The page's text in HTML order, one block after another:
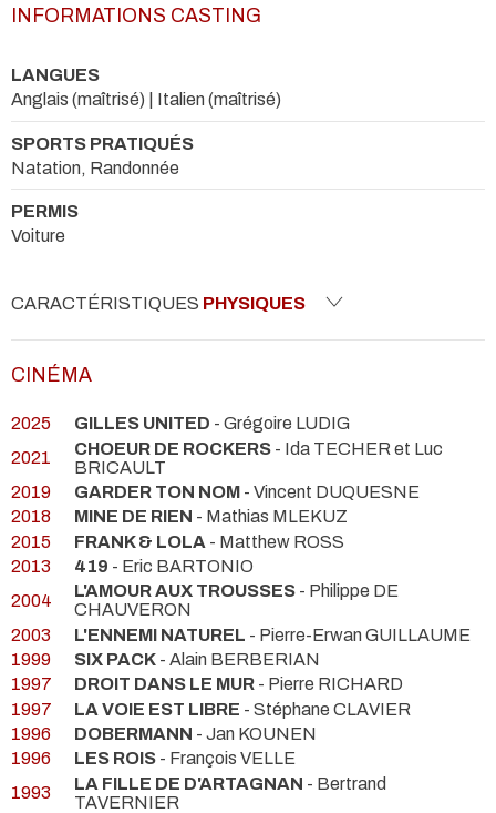
INFORMATIONS CASTING
LANGUES
Anglais (maîtrisé) | Italien (maîtrisé)
SPORTS PRATIQUÉS
Natation, Randonnée
PERMIS
Voiture
CARACTÉRISTIQUES PHYSIQUES
CINÉMA
2025 GILLES UNITED - Grégoire LUDIG
2021
CHOEUR DE ROCKERS - Ida TECHER et Luc
BRICAULT
2019
GARDER TON NOM - Vincent DUQUESNE
2018
MINE DE RIEN - Mathias MLEKUZ
2015
FRANK & LOLA - Matthew ROSS
2013
419 - Eric BARTONIO
2004
L'AMOUR AUX TROUSSES - Philippe DE
CHAUVERON
2003
L'ENNEMI NATUREL - Pierre-Erwan GUILLAUME
1999
SIX PACK - Alain BERBERIAN
1997
DROIT DANS LE MUR - Pierre RICHARD
1997
LA VOIE EST LIBRE - Stéphane CLAVIER
1996
DOBERMANN - Jan KOUNEN
1996
LES ROIS - François VELLE
1993
LA FILLE DE D'ARTAGNAN - Bertrand
TAVERNIER